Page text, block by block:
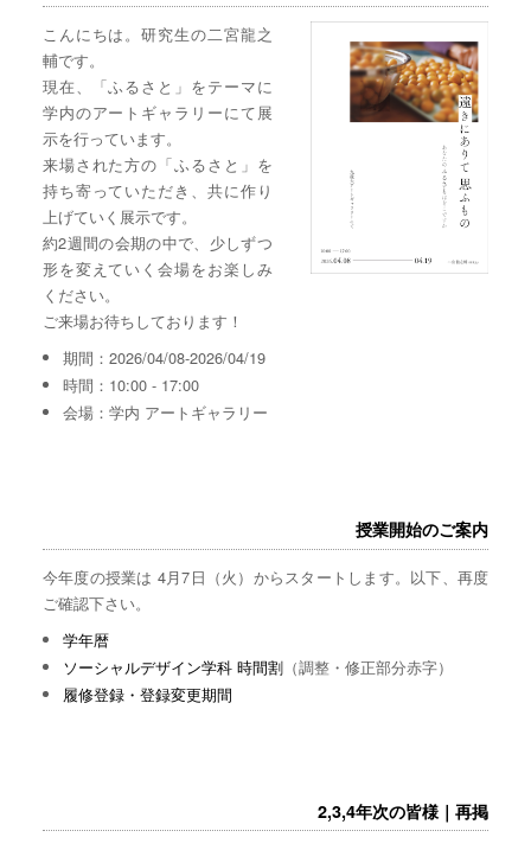
こんにちは。研究生の二宮龍之
輔です。
現在、「ふるさと」をテーマに
学内のアートギャラリーにて展
示を行っています。
来場された方の「ふるさと」を
持ち寄っていただき、共に作り
上げていく展示です。
約2週間の会期の中で、少しずつ
形を変えていく会場をお楽しみ
ください。
ご来場お待ちしております！
期間：2026/04/08-2026/04/19
時間：10:00 - 17:00
会場：学内 アートギャラリー
授業開始のご案内
今年度の授業は 4月7日（火）からスタートします。以下、再度
ご確認下さい。
学年暦
ソーシャルデザイン学科 時間割 （調整・修正部分赤字）
履修登録・登録変更期間
2,3,4年次の皆様｜再掲